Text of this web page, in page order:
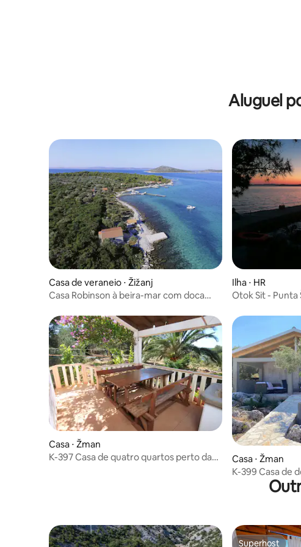
Aluguel
Casa de veraneio ⋅ Žižanj
Casa Robinson à beira-mar com doca
Ilha ⋅ HR
Otok Sit - Punta
Casa ⋅ Žman
K-397 Casa de quatro quartos perto da
Casa ⋅ Žman
K-399 Casa de
praia Krknata,
Superhost